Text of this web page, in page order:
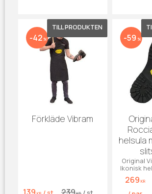
Förkläde Vibram
42 % Lägg till i
helsula
Original
Ikonisk
klack
Maximalt
269 KR
59 %